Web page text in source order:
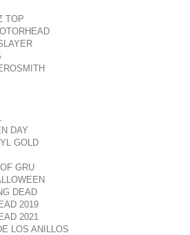
TOP
DAY
GOLD
GRU
DEAD
2019
2021
LOS ANILLOS